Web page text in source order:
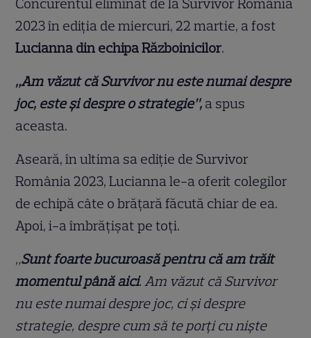
2023 în ediția de miercuri, 22 martie, a fost
Lucianna din echipa Războinicilor.
„Am văzut că Survivor nu este numai despre
joc, este și despre o strategie”, a spus
aceasta.
Aseară, în ultima sa ediție de Survivor
România 2023, Lucianna le-a oferit colegilor
de echipă câte o brățară făcută chiar de ea.
Apoi, i-a îmbrățișat pe toți.
„Sunt foarte bucuroasă pentru că am trăit
momentul până aici. Am văzut că Survivor
nu este numai despre joc, ci și despre
strategie, despre cum să te porți cu niște